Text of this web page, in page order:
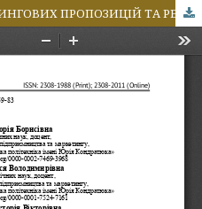
ПЕРСОНАЛІЗАЦІЯ МАРКЕТИНГОВИХ ПРОПОЗИЦІЙ ТА РЕКОМЕНДАЦІЙНІ СИСТЕМИ У СОЦІАЛЬНІЙ ЕЛЕКТРОННІЙ ТОРГІВЛІ: МОДЕЛЬ ФОРМУВАННЯ ДОВІРИ СПОЖИВАЧІВ